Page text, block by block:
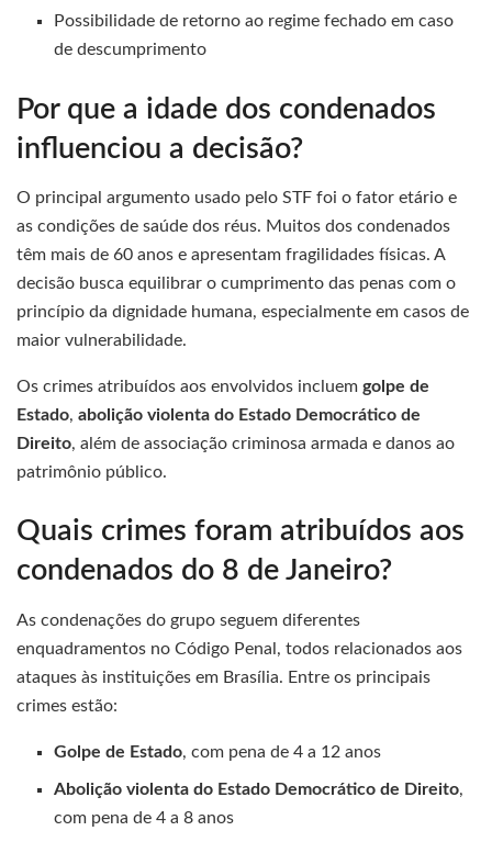
Possibilidade de retorno ao regime fechado em caso
de descumprimento
Por que a idade dos condenados
influenciou a decisão?
O principal argumento usado pelo STF foi o fator etário e
as condições de saúde dos réus. Muitos dos condenados
têm mais de 60 anos e apresentam fragilidades físicas. A
decisão busca equilibrar o cumprimento das penas com o
princípio da dignidade humana, especialmente em casos de
maior vulnerabilidade.
Os crimes atribuídos aos envolvidos incluem golpe de
Estado, abolição violenta do Estado Democrático de
Direito, além de associação criminosa armada e danos ao
patrimônio público.
Quais crimes foram atribuídos aos
condenados do 8 de Janeiro?
As condenações do grupo seguem diferentes
enquadramentos no Código Penal, todos relacionados aos
ataques às instituições em Brasília. Entre os principais
crimes estão:
Golpe de Estado, com pena de 4 a 12 anos
Abolição violenta do Estado Democrático de Direito,
com pena de 4 a 8 anos